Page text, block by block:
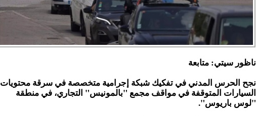
ناظور سيتي: متابعة
نجح الحرس المدني في تفكيك شبكة إجرامية متخصصة في سرقة محتويات
السيارات المتوقفة في مواقف مجمع "بالمونيس" التجاري، في منطقة
"لوس باريوس".